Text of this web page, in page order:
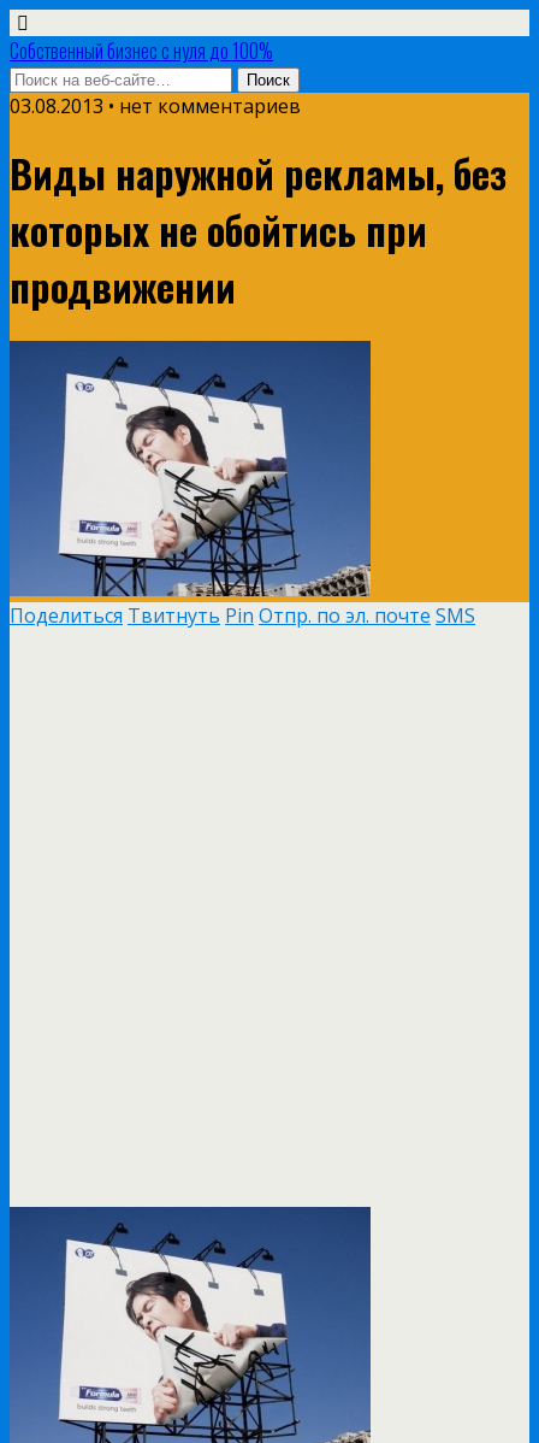
Собственный бизнес с нуля до 100%
03.08.2013 • нет комментариев
Виды наружной рекламы, без
которых не обойтись при
продвижении
Поделиться Твитнуть Pin Отпр. по эл. почте SMS